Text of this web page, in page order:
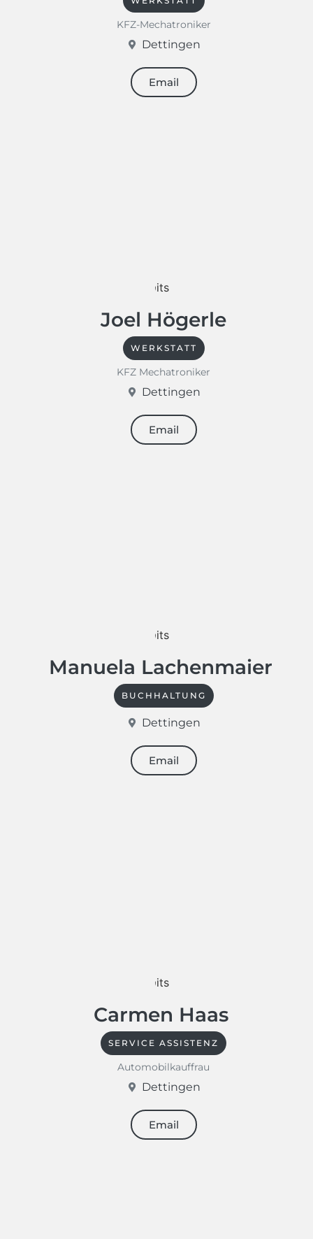
KFZ-Mechatroniker
Dettingen
Email
Joel Högerle
WERKSTATT
KFZ Mechatroniker
Dettingen
Email
Manuela Lachenmaier
BUCHHALTUNG
Dettingen
Email
Carmen Haas
SERVICE ASSISTENZ
Automobilkauffrau
Dettingen
Email